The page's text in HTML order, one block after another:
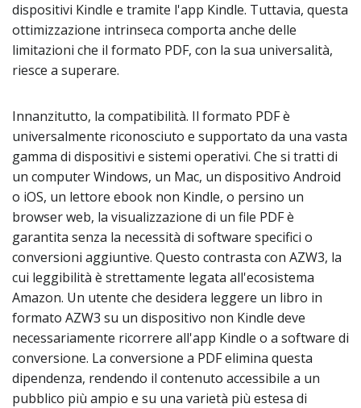
dispositivi Kindle e tramite l'app Kindle. Tuttavia, questa
ottimizzazione intrinseca comporta anche delle
limitazioni che il formato PDF, con la sua universalità,
riesce a superare.
Innanzitutto, la compatibilità. Il formato PDF è
universalmente riconosciuto e supportato da una vasta
gamma di dispositivi e sistemi operativi. Che si tratti di
un computer Windows, un Mac, un dispositivo Android
o iOS, un lettore ebook non Kindle, o persino un
browser web, la visualizzazione di un file PDF è
garantita senza la necessità di software specifici o
conversioni aggiuntive. Questo contrasta con AZW3, la
cui leggibilità è strettamente legata all'ecosistema
Amazon. Un utente che desidera leggere un libro in
formato AZW3 su un dispositivo non Kindle deve
necessariamente ricorrere all'app Kindle o a software di
conversione. La conversione a PDF elimina questa
dipendenza, rendendo il contenuto accessibile a un
pubblico più ampio e su una varietà più estesa di